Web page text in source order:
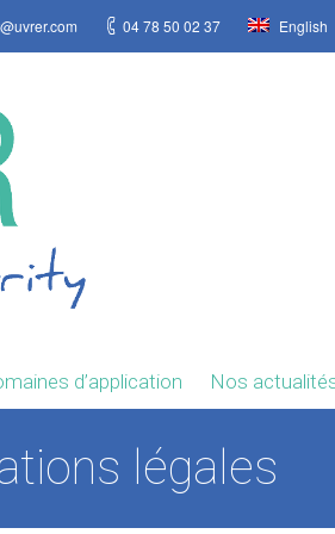
04 78 50 02 37 English
d’application Nos
légales